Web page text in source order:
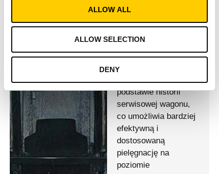
ALLOW ALL
ALLOW SELECTION
DENY
śledzenie cyklu życia
System rejestruje
cykle mycia i może
uruchomić odpowiedni
program myjący na
podstawie historii
serwisowej wagonu,
co umożliwia bardziej
efektywną i
dostosowaną
pielęgnację na
poziomie